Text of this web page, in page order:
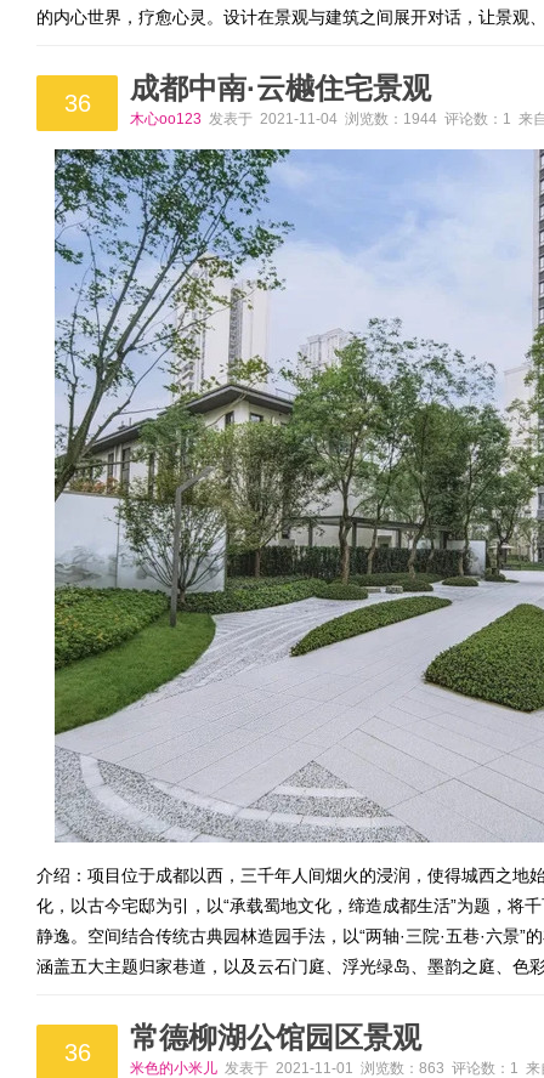
的内心世界，疗愈心灵。设计在景观与建筑之间展开对话，让景观
36 成都中南·云樾住宅景观
木心oo123 发表于 2021-11-04 浏览数：1944 评论数：1 来
介绍：项目位于成都以西，三千年人间烟火的浸润，使得城西之地
化，以古今宅邸为引，以“承载蜀地文化，缔造成都生活”为题，将
静逸。空间结合传统古典园林造园手法，以“两轴·三院·五巷·六景
涵盖五大主题归家巷道，以及云石门庭、浮光绿岛、墨韵之庭、色
36 常德柳湖公馆园区景观
米色的小米儿 发表于 2021-11-01 浏览数：863 评论数：1